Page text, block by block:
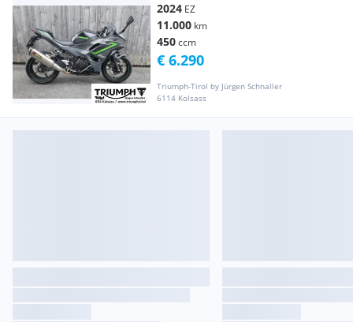
2024 EZ
11.000 km
450ccm
Triumph-Tirol by Jürgen Schnaller
6114 Kolsass
€ 6.290